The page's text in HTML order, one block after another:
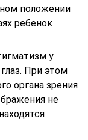
положении
ребенок
у
При этом
органа зрения
не